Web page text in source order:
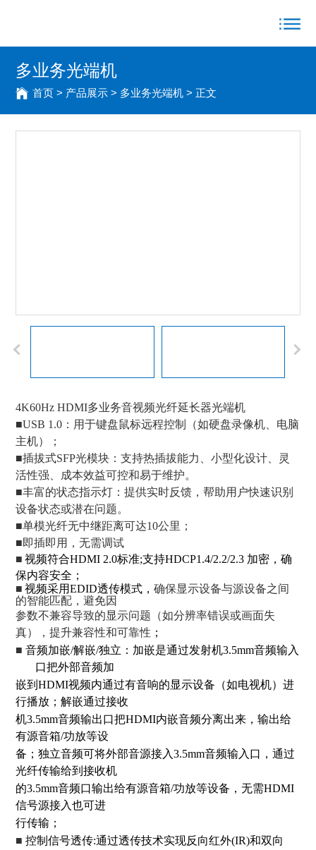
多业务光端机
首页 > 产品展示 > 多业务光端机 > 正文
4K60Hz HDMI多业务音视频光纤延长器光端机
■USB 1.0：用于键盘鼠标远程控制（如硬盘录像机、电脑
主机）；
■插拔式SFP光模块：支持热插拔能力、小型化设计、灵
活性强、成本效益可控和易于维护。‌
■丰富的状态指示灯：提供实时反馈，帮助用户快速识别
设备状态或潜在问题。
■单模光纤无中继距离可达10公里；
■即插即用，无需调试
■ 视频符合HDMI 2.0标准;支持HDCP1.4/2.2/2.3 加密，确
保内容安全 ；
■ 视频采用EDID透传模式，确保显示设备与源设备之间
的智能匹配，避免因
参数不兼容导致的显示问题（如分辨率错误或画面失
真），提升兼容性和可靠性‌‌ ；
■ 音频加嵌/解嵌/独立：加嵌是通过发射机3.5mm音频输入
口把外部音频加
嵌到HDMI视频内通过有音响的显示设备（如电视机）进
行播放；解嵌通过接收
机3.5mm音频输出口把HDMI内嵌音频分离出来，输出给
有源音箱/功放等设
备；独立音频可将外部音源接入3.5mm音频输入口，通过
光纤传输给到接收机
的3.5mm音频口输出给有源音箱/功放等设备，无需HDMI
信号源接入也可进
行传输；
■ 控制信号透传:通过透传技术实现反 向红外(IR)和双向